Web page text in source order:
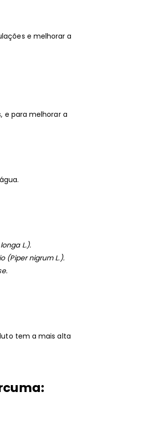
e melhorar a
e para melhorar a
L.).
(Piper nigrum L.).
tem a mais alta